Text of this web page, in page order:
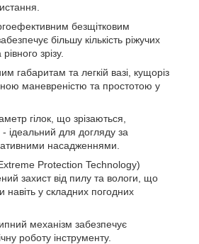
безщітковим
більшу кількість ріжучих
зрізу.
габаритам та легкій вазі, кущоріз
маневреністю та простотою у
гілок, що зрізаються,
ідеальний для догляду за
насадженнями.
Protection Technology)
захист від пилу та вологи, що
навіть у складних погодних
механізм забезпечує
роботу інструменту.